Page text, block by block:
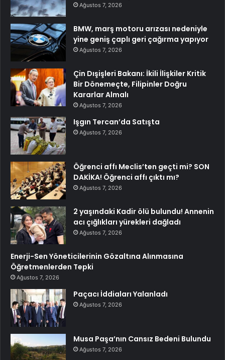
Ağustos 7, 2026
BMW, marş motoru arızası nedeniyle
yine geniş çaplı geri çağırma yapıyor
Ağustos 7, 2026
Çin Dışişleri Bakanı: İkili İlişkiler Kritik
Bir Dönemeçte, Filipinler Doğru
Kararlar Almalı
Ağustos 7, 2026
Işgın Tercan’da Satışta
Ağustos 7, 2026
Öğrenci affı Meclis’ten geçti mi? SON
DAKİKA! Öğrenci affı çıktı mı?
Ağustos 7, 2026
2 yaşındaki Kadir ölü bulundu! Annenin
acı çığlıkları yürekleri dağladı
Ağustos 7, 2026
Enerji-Sen Yöneticilerinin Gözaltına Alınmasına
Öğretmenlerden Tepki
Ağustos 7, 2026
Paçacı İddiaları Yalanladı
Ağustos 7, 2026
Musa Paşa’nın Cansız Bedeni Bulundu
Ağustos 7, 2026